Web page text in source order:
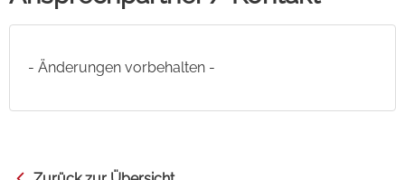
- Änderungen vorbehalten -